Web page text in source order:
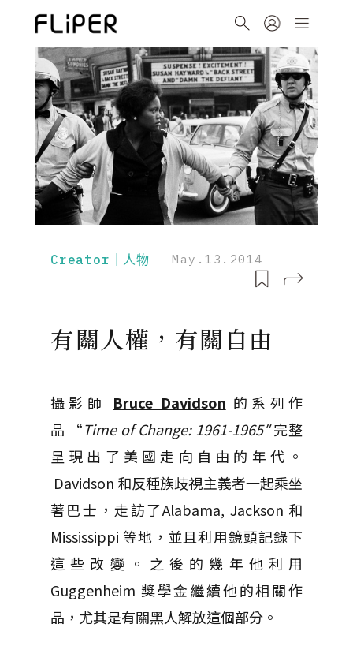
Creator｜人物 May.13.2014
有關人權，有關自由
攝影師 Bruce Davidson 的系列作
品 “Time of Change: 1961-1965″完整
呈現出了美國走向自由的年代。
Davidson 和反種族歧視主義者一起乘坐
著巴士，走訪了Alabama, Jackson 和
Mississippi 等地，並且利用鏡頭記錄下
這些改變。之後的幾年他利用
Guggenheim 獎學金繼續他的相關作
品，尤其是有關黑人解放這個部分。